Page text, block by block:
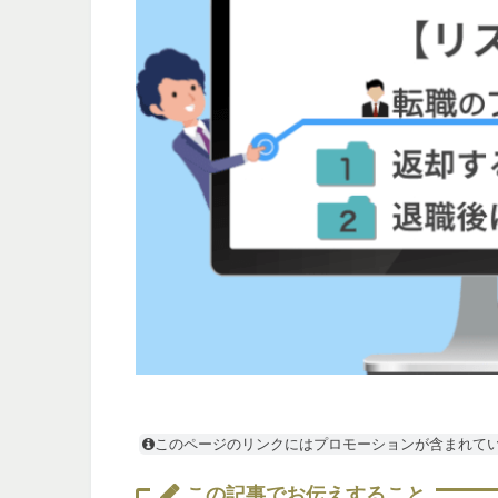
このページのリンクにはプロモーションが含まれて